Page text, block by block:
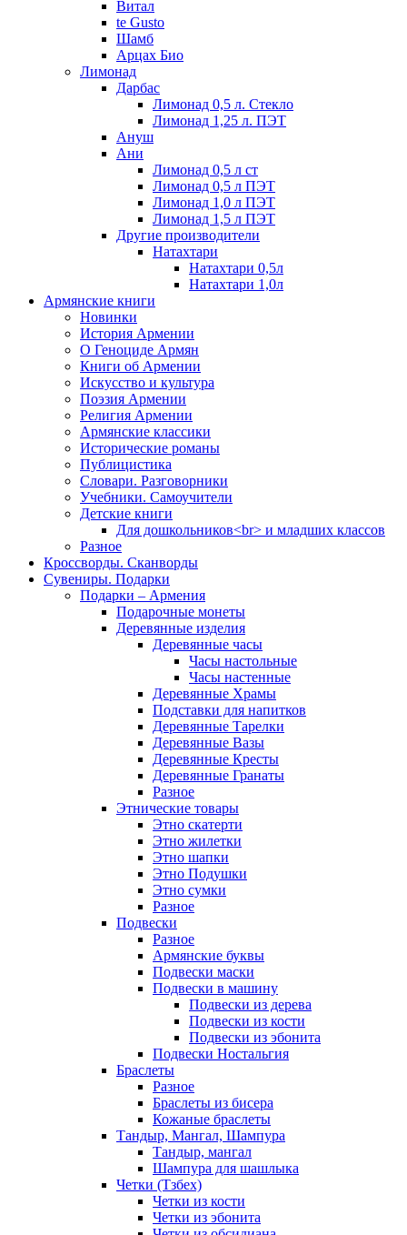
Витал
te Gusto
Шамб
Арцах Био
Лимонад
Дарбас
Лимонад 0,5 л. Стекло
Лимонад 1,25 л. ПЭТ
Ануш
Ани
Лимонад 0,5 л ст
Лимонад 0,5 л ПЭТ
Лимонад 1,0 л ПЭТ
Лимонад 1,5 л ПЭТ
Другие производители
Натахтари
Натахтари 0,5л
Натахтари 1,0л
Армянские книги
Новинки
История Армении
О Геноциде Армян
Книги об Армении
Иcкусство и культура
Поэзия Армении
Религия Армении
Армянские классики
Исторические романы
Публицистика
Словари. Разговорники
Учебники. Самоучители
Детские книги
Для дошкольников<br> и младших классов
Разное
Кроссворды. Сканворды
Сувениры. Подарки
Подарки – Армения
Подарочные монеты
Деревянные изделия
Деревянные часы
Часы настольные
Часы настенные
Деревянные Храмы
Подставки для напитков
Деревянные Тарелки
Деревянные Вазы
Деревянные Кресты
Деревянные Гранаты
Разное
Этнические товары
Этно скатерти
Этно жилетки
Этно шапки
Этно Подушки
Этно сумки
Разное
Подвески
Разное
Армянские буквы
Подвески маски
Подвески в машину
Подвески из дерева
Подвески из кости
Подвески из эбонита
Подвески Ностальгия
Браслеты
Разное
Браслеты из бисера
Кожаные браслеты
Тандыр, Мангал, Шампура
Тандыр, мангал
Шампура для шашлыка
Четки (Тзбех)
Четки из кости
Четки из эбонита